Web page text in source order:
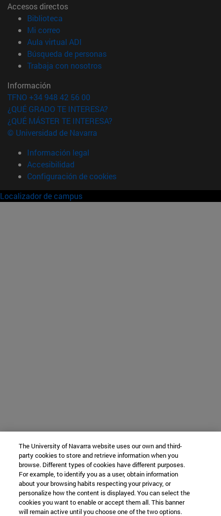
Accesos directos
Biblioteca
Mi correo(abre en nueva ventana)
Aula virtual ADI
Búsqueda de personas(abre en nueva ventana)
Trabaja con nosotros(abre en nueva ventana)
Información
TFNO +34 948 42 56 00
¿QUÉ GRADO TE INTERESA?
¿QUÉ MÁSTER TE INTERESA?
© Universidad de Navarra
Información legal
Accesibilidad
Configuración de cookies
Localizador de campus
The University of Navarra website uses our own and third-
party cookies to store and retrieve information when you
browse. Different types of cookies have different purposes.
For example, to identify you as a user, obtain information
about your browsing habits respecting your privacy, or
personalize how the content is displayed. You can select the
cookies you want to enable or accept them all. This banner
will remain active until you choose one of the two options.